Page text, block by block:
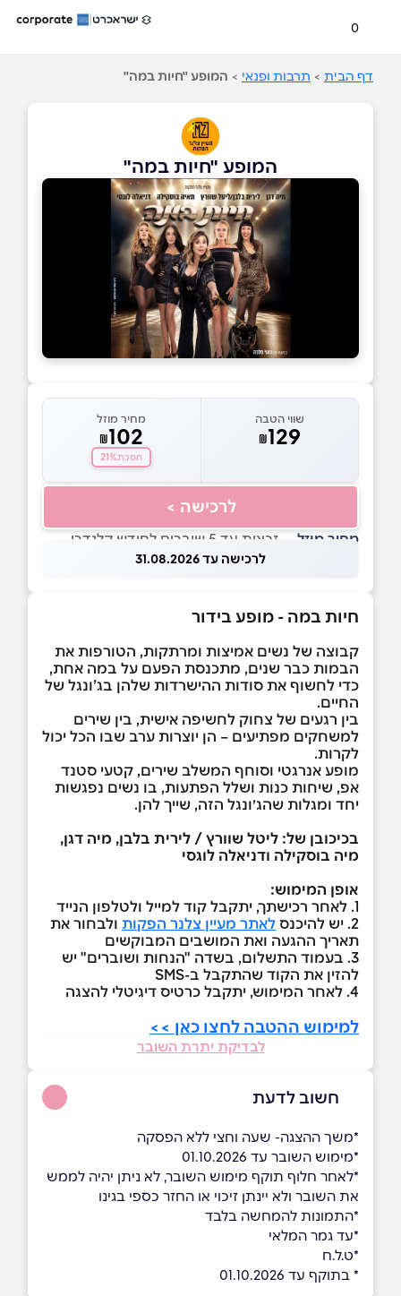
0
דף הבית > תרבות ופנאי > המופע "חיות במה"
המופע "חיות במה"
שווי הטבה
₪129
מחיר מוזל
₪102
חסכת21%
לרכישה >
מחיר מוזל — זכאות עד 5 שוברים לחודש קלנדרי
לרכישה עד 31.08.2026
חיות במה - מופע בידור
קבוצה של נשים אמיצות ומרתקות, הטורפות את
הבמות כבר שנים, מתכנסת הפעם על במה אחת,
כדי לחשוף את סודות ההישרדות שלהן בג’ונגל של
החיים.
בין רגעים של צחוק לחשיפה אישית, בין שירים
למשחקים מפתיעים – הן יוצרות ערב שבו הכל יכול
לקרות.
מופע אנרגטי וסוחף המשלב שירים, קטעי סטנד
אפ, שיחות כנות ושלל הפתעות, בו נשים נפגשות
יחד ומגלות שהג׳ונגל הזה, שייך להן.
בכיכובן של: ליטל שוורץ / לירית בלבן, מיה דגן,
מיה בוסקילה ודניאלה לוגסי
אופן המימוש:
1. לאחר רכישתך, יתקבל קוד למייל ולטלפון הנייד
2. יש להיכנס
לאתר מעיין צלנר הפקות ולבחור את
תאריך ההגעה ואת המושבים המבוקשים
3. בעמוד התשלום, בשדה "הנחות ושוברים" יש
להזין את הקוד שהתקבל ב-SMS
4. לאחר המימוש, יתקבל כרטיס דיגיטלי להצגה
למימוש ההטבה לחצו כאן >>
לבדיקת יתרת השובר
חשוב לדעת
*משך ההצגה- שעה וחצי ללא הפסקה
*מימוש השובר עד 01.10.2026
*לאחר חלוף תוקף מימוש השובר, לא ניתן יהיה לממש
את השובר ולא יינתן זיכוי או החזר כספי בגינו
*התמונות להמחשה בלבד
*עד גמר המלאי
*ט.ל.ח
* בתוקף עד 01.10.2026